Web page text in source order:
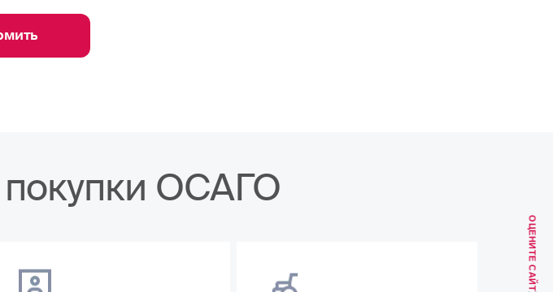
ОСАГО
ОЦЕНИТЕ САЙТ